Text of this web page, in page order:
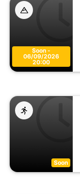
Soon -
06/09/2026
20:00
Soon